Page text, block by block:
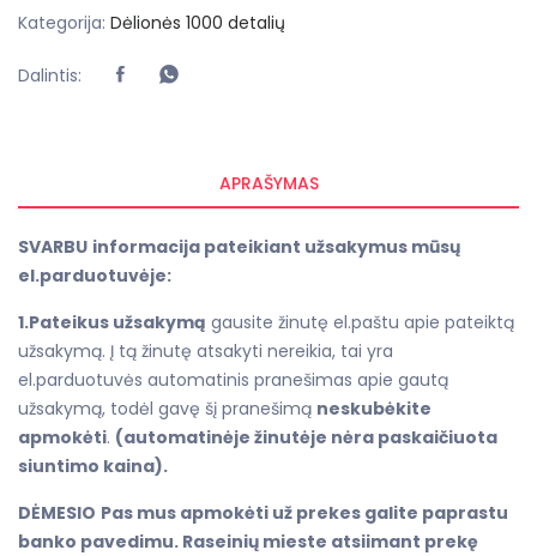
Kategorija: Dėlionės 1000 detalių
Dalintis:
APRAŠYMAS
SVARBU informacija pateikiant užsakymus mūsų
el.parduotuvėje:
1.Pateikus užsakymą gausite žinutę el.paštu apie pateiktą
užsakymą. Į tą žinutę atsakyti nereikia, tai yra
el.parduotuvės automatinis pranešimas apie gautą
užsakymą, todėl gavę šį pranešimą neskubėkite
apmokėti. (automatinėje žinutėje nėra paskaičiuota
siuntimo kaina).
DĖMESIO Pas mus apmokėti už prekes galite paprastu
banko pavedimu. Raseinių mieste atsiimant prekę